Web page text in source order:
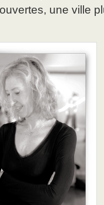
une ville